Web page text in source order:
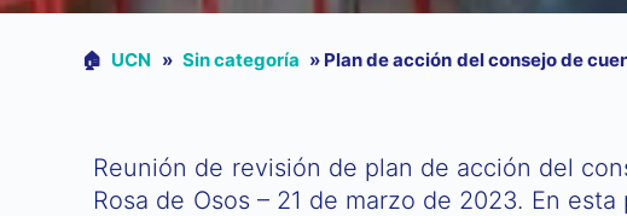
🏠︎ UCN » Sin categoría » Plan de acción del consejo de
Reunión de revisión de plan de acción del
Rosa de Osos – 21 de marzo de 2023. En